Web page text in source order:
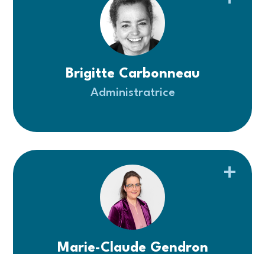
Brigitte Carbonneau
Administratrice
Marie-Claude Gendron